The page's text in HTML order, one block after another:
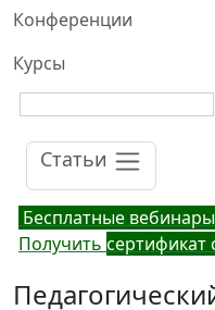
Конференции
Курсы
Статьи
Бесплатные вебинары
Получить сертификат